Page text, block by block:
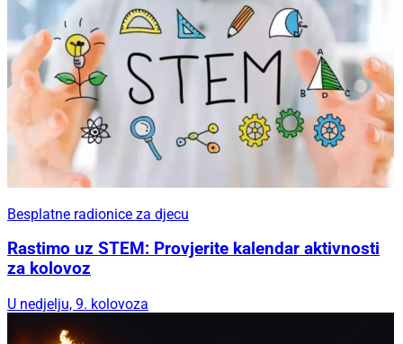
Besplatne radionice za djecu
Rastimo uz STEM: Provjerite kalendar aktivnosti
za kolovoz
U nedjelju, 9. kolovoza